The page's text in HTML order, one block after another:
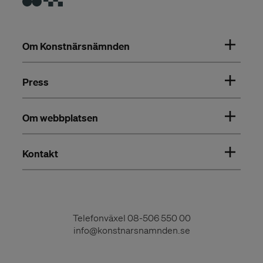
Om Konstnärsnämnden
Press
Om webbplatsen
Kontakt
Telefonväxel 08-506 550 00
info@konstnarsnamnden.se